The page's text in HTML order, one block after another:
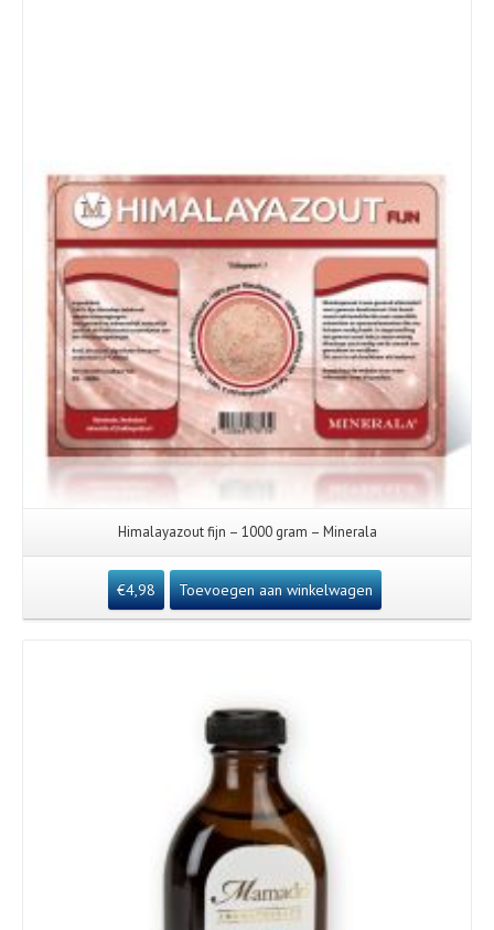
Himalayazout fijn – 1000 gram – Minerala
€4,98 Toevoegen aan winkelwagen